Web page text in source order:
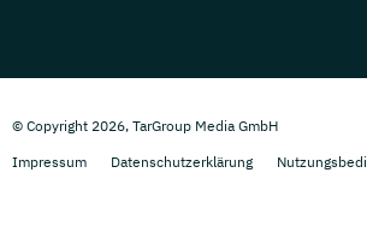
© Copyright 2026, TarGroup Media GmbH
Impressum
Datenschutzerklärung